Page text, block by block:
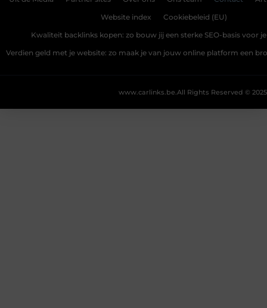
Website index Cookiebeleid (EU)
Kwaliteit backlinks kopen: zo bouw jij een sterke SEO-basis voor
Verdien geld met je website: zo maak je van jouw online platform een
All Rights Reserved © 2025
www.carlinks.be.